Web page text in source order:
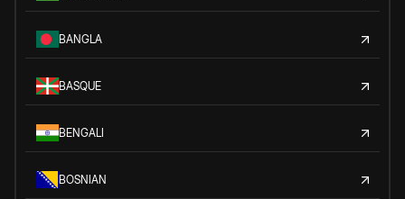
BANGLA
BASQUE
BENGALI
BOSNIAN